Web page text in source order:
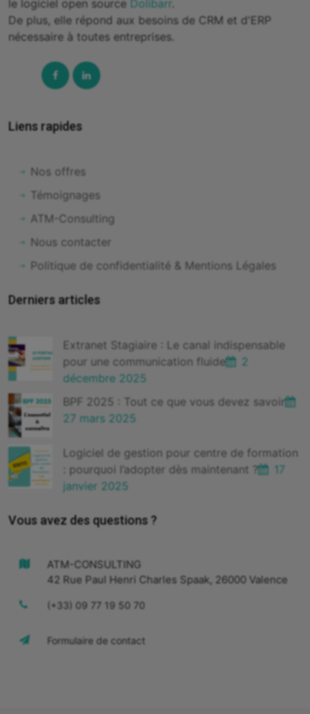
le logiciel open source Dolibarr
De plus, elle répond aux besoins de CRM et d'ERP
nécessaire à toutes entreprises.
FacebookLinked-
In
Liens rapides
Nos offres
Témoignages
ATM-Consulting
Nous contacter
Politique de confidentialité & Mentions Légales
Derniers articles
Extranet Stagiaire : Le canal indispensable
pour une communication fluide
2
décembre 2025
BPF 2025 : Tout ce que vous devez savoir
27 mars 2025
Logiciel de gestion pour centre de formation
: pourquoi l’adopter dès maintenant ?
17
janvier 2025
Vous avez des questions ?
ATM-CONSULTING
42 Rue Paul Henri Charles Spaak, 26000 Valence
(+33) 09 77 19 50 70
Formulaire de contact